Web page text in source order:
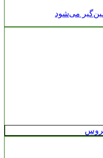
می‌شود